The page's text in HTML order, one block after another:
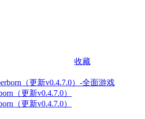
收藏
（更新v0.4.7.0）
（更新v0.4.7.0）